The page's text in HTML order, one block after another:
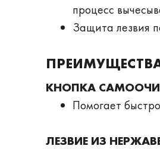
процесс
Защита лезвия
КНОПКА
Помогает
ЛЕЗВИЕ ИЗ